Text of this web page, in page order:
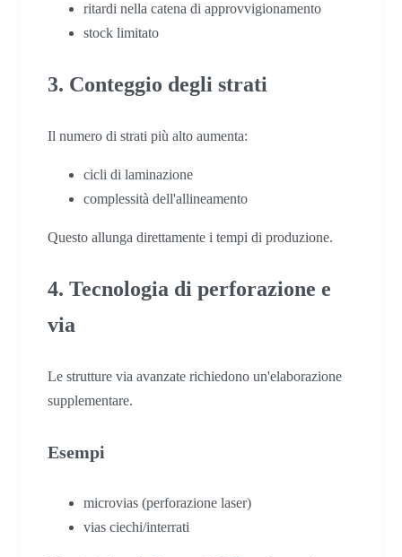
ritardi nella catena di approvvigionamento
stock limitato
3. Conteggio degli strati
Il numero di strati più alto aumenta:
cicli di laminazione
complessità dell'allineamento
Questo allunga direttamente i tempi di produzione.
4. Tecnologia di perforazione e
via
Le strutture via avanzate richiedono un'elaborazione
supplementare.
Esempi
microvias (perforazione laser)
vias ciechi/interrati